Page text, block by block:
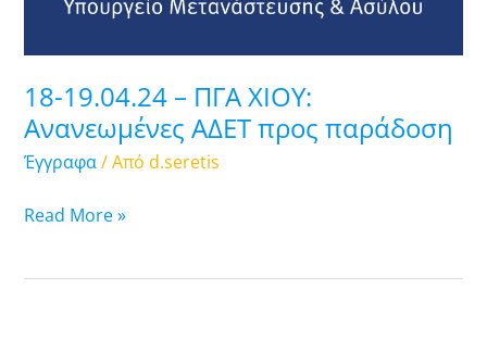
18-19.04.24 – ΠΓΑ ΧΙΟΥ:
Ανανεωμένες ΑΔΕΤ προς παράδοση
Έγγραφα/ Από d.seretis
Read More »